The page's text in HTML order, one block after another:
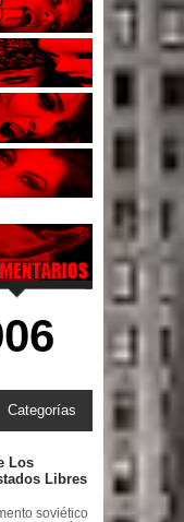
Categorías
Los
Libres
soviético